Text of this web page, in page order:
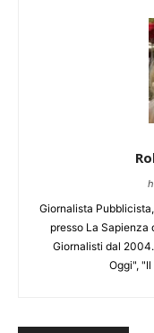
Giornalista
presso La Sapienza
Giornalisti dal
Oggi",